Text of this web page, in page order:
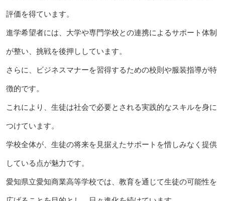
評価を得ています。
進学希望者には、大学や専門学校との連携によるサポート体制
が整い、挑戦を後押ししています。
さらに、ビジネスマナーを習得するための校則や服装指導が特
徴的です。
これにより、生徒は社会で必要とされる実践的なスキルを身に
つけています。
学校全体が、生徒の将来を見据えたサポートを惜しみなく提供
している点が魅力です。
愛知県立愛知商業高等学校では、教育を通じて生徒の可能性を